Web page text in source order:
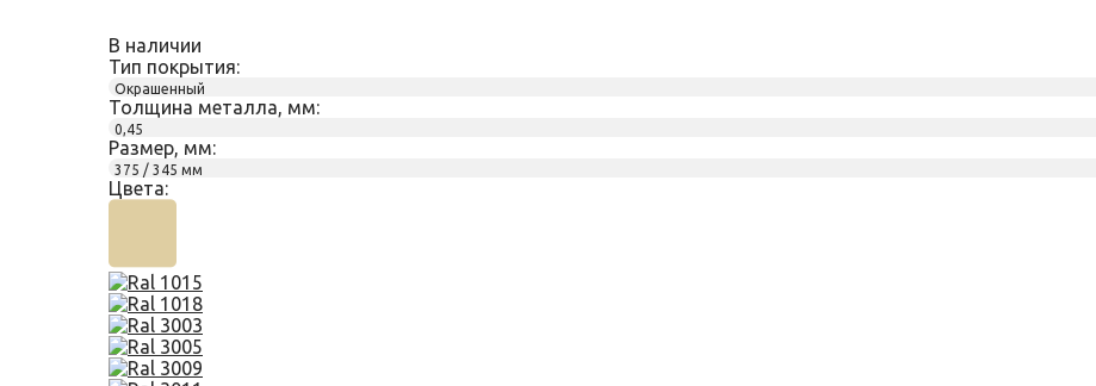
В наличии
Тип покрытия:
Окрашенный
Толщина металла, мм:
0,45
Размер, мм:
375 / 345 мм
Цвета: